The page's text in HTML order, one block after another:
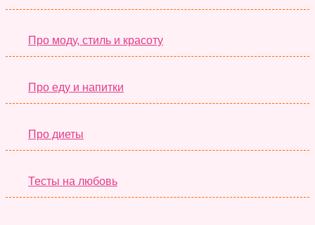
Про моду, стиль и красоту
Про еду и напитки
Про диеты
Тесты на любовь